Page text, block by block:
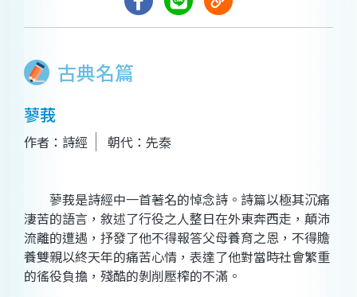
古典名篇
蓼莪
作者：詩經 朝代：先秦
蓼莪是詩經中一首著名的悼念詩。詩篇以極其沉痛
淒苦的語言，敘述了行役之人整日在外東奔西走，顛沛
流離的遭遇，抒發了他不得報答父母養育之恩，不得贍
養雙親以終天年的痛苦心情，表達了他對當時社會繁重
的徭役負擔，殘酷的剝削壓榨的不滿。